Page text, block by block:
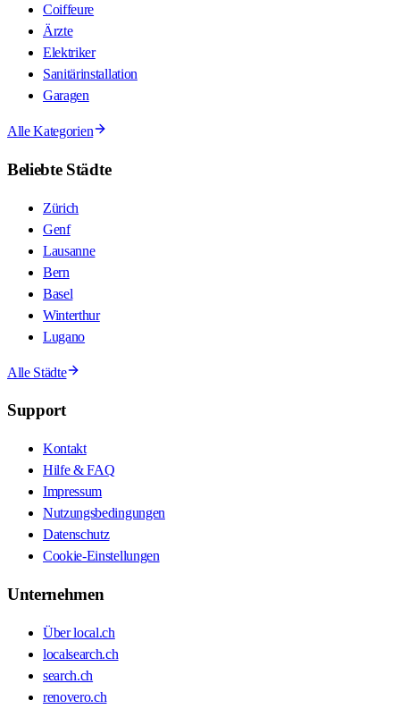
Coiffeure
Ärzte
Elektriker
Sanitärinstallation
Garagen
Alle Kategorien
Beliebte Städte
Zürich
Genf
Lausanne
Bern
Basel
Winterthur
Lugano
Alle Städte
Support
Kontakt
Hilfe & FAQ
Impressum
Nutzungsbedingungen
Datenschutz
Cookie-Einstellungen
Unternehmen
Über local.ch
localsearch.ch
search.ch
renovero.ch